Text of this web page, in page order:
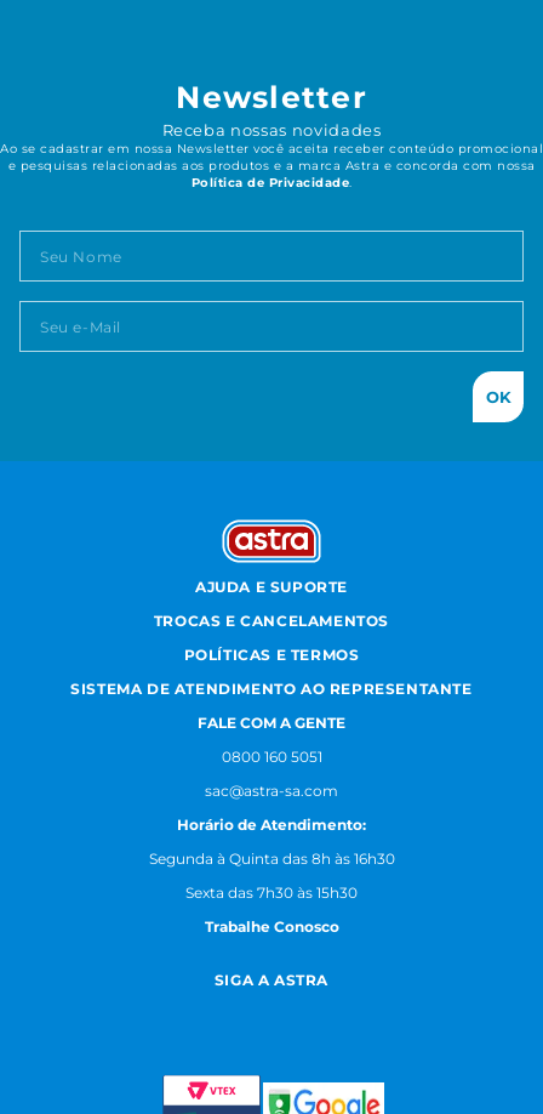
Newsletter
Receba nossas novidades
Ao se cadastrar em nossa Newsletter você aceita receber conteúdo promocional
e pesquisas relacionadas aos produtos e a marca Astra e concorda com nossa
Política de Privacidade.
OK
AJUDA E SUPORTE
TROCAS E CANCELAMENTOS
POLÍTICAS E TERMOS
SISTEMA DE ATENDIMENTO AO REPRESENTANTE
FALE COM A GENTE
0800 160 5051
sac@astra-sa.com
Horário de Atendimento:
Segunda à Quinta das 8h às 16h30
Sexta das 7h30 às 15h30
Trabalhe Conosco
SIGA A ASTRA